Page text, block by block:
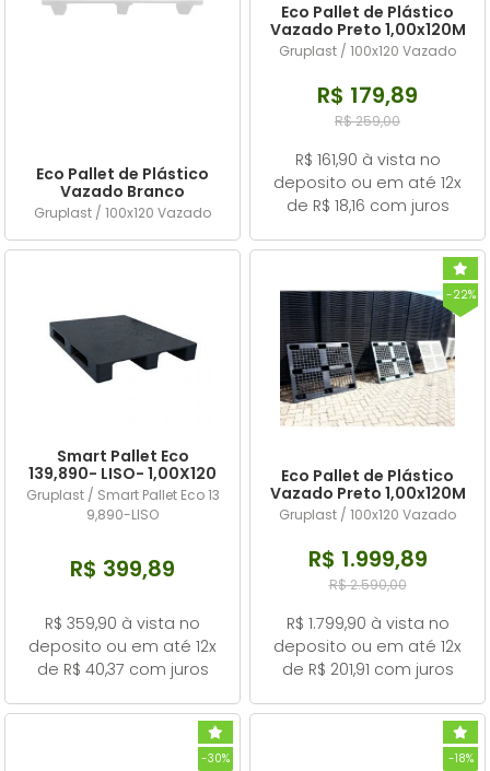
Eco Pallet de Plástico
Vazado Branco
1,00x120M
Gruplast / 100x120 Vazado
Eco Pallet de Plástico
Vazado Preto 1,00x120M
Gruplast / 100x120 Vazado
R$ 179,89
R$ 259,00
R$ 161,90 à vista no
deposito ou em até 12x
de R$ 18,16 com juros
Smart Pallet Eco
139,890- LISO- 1,00X120
Metros
Gruplast / Smart Pallet Eco 13
9,890-LISO
R$ 399,89
R$ 359,90 à vista no
deposito ou em até 12x
de R$ 40,37 com juros
-22%
Eco Pallet de Plástico
Vazado Preto 1,00x120M
Kit 10 Unidades
Gruplast / 100x120 Vazado
R$ 1.999,89
R$ 2.590,00
R$ 1.799,90 à vista no
deposito ou em até 12x
de R$ 201,91 com juros
-30% -18%